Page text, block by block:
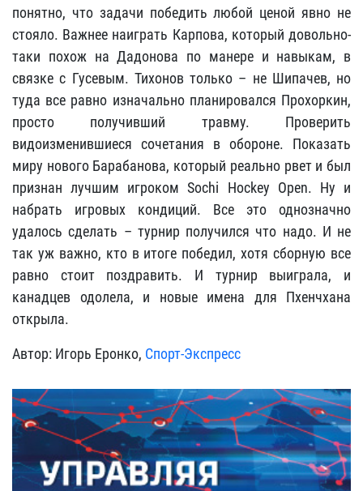
понятно, что задачи победить любой ценой явно не
стояло. Важнее наиграть Карпова, который довольно-
таки похож на Дадонова по манере и навыкам, в
связке с Гусевым. Тихонов только – не Шипачев, но
туда все равно изначально планировался Прохоркин,
просто получивший травму. Проверить
видоизменившиеся сочетания в обороне. Показать
миру нового Барабанова, который реально рвет и был
признан лучшим игроком Sochi Hockey Open. Ну и
набрать игровых кондиций. Все это однозначно
удалось сделать – турнир получился что надо. И не
так уж важно, кто в итоге победил, хотя сборную все
равно стоит поздравить. И турнир выиграла, и
канадцев одолела, и новые имена для Пхенчхана
открыла.
Автор: Игорь Еронко, Спорт-Экспресс